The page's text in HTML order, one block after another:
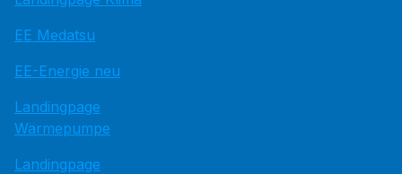
EE Medatsu
EE-Energie neu
Landingpage
Wärmepumpe
Landingpage